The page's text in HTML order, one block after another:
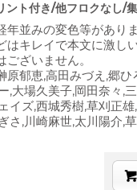
ント付き/他フロクなし/
年並みの変色等があり
はキレイで本文に激し
ございません。
原郁恵,高田みづえ,郷ひ
,大場久美子,岡田奈々,
イズ,西城秀樹,草刈正
さ,川崎麻世,太川陽介,